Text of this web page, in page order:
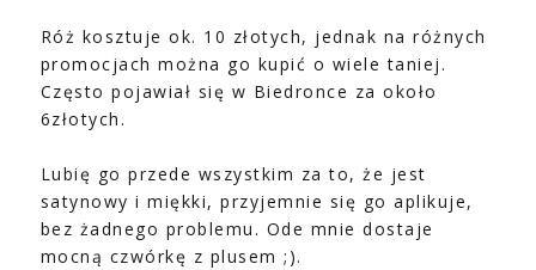
Róż kosztuje ok. 10 złotych, jednak na różnych
promocjach można go kupić o wiele taniej.
Często pojawiał się w Biedronce za około
6złotych.
Lubię go przede wszystkim za to, że jest
satynowy i miękki, przyjemnie się go aplikuje,
bez żadnego problemu. Ode mnie dostaje
mocną czwórkę z plusem ;).